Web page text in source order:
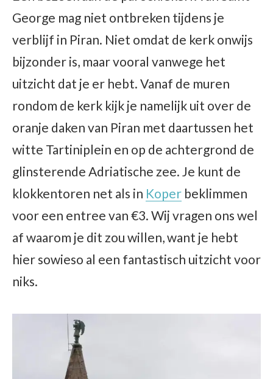
George mag niet ontbreken tijdens je
verblijf in Piran. Niet omdat de kerk onwijs
bijzonder is, maar vooral vanwege het
uitzicht dat je er hebt. Vanaf de muren
rondom de kerk kijk je namelijk uit over de
oranje daken van Piran met daartussen het
witte Tartiniplein en op de achtergrond de
glinsterende Adriatische zee. Je kunt de
klokkentoren net als in Koper beklimmen
voor een entree van €3. Wij vragen ons wel
af waarom je dit zou willen, want je hebt
hier sowieso al een fantastisch uitzicht voor
niks.